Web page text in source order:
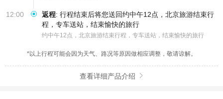
12:00 返程: 行程结束后将您送回约中午12点，北京旅游结束行
程，专车送站，结束愉快的旅行
约中午12点，北京旅游结束行程，专车送站，结束愉快的旅行
*以上行程可能会因为天气、路况等原因做相应调整，敬请谅解。
查看详细产品介绍 